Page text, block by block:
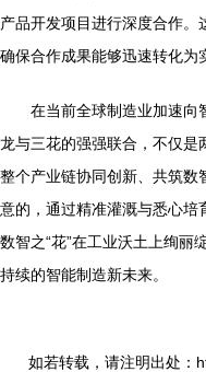
产品开发项目进行深度合作
确保合作成果能够迅速转化为
在当前全球制造业加速向
龙与三花的强强联合，不仅是
整个产业链协同创新、共筑数
意的，通过精准灌溉与悉心培
数智之“花”在工业沃土上绚丽
持续的智能制造新未来。
如若转载，请注明出处：